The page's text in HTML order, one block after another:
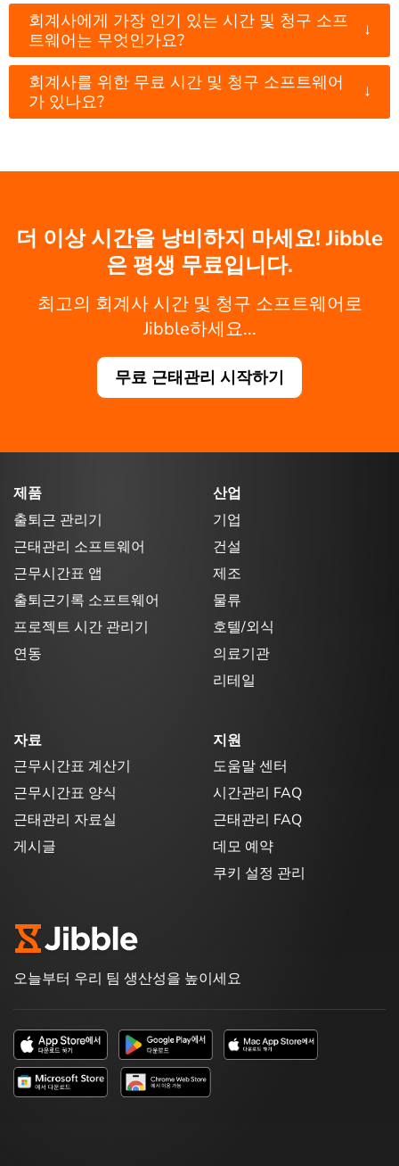
회계사에게 가장 인기 있는 시간 및 청구 소프
트웨어는 무엇인가요?
↓
회계사를 위한 무료 시간 및 청구 소프트웨어
가 있나요?
↓
더 이상 시간을 낭비하지 마세요! Jibble
은 평생 무료입니다.
최고의 회계사 시간 및 청구 소프트웨어로
Jibble하세요...
무료 근태관리 시작하기
제품
출퇴근 관리기
근태관리 소프트웨어
근무시간표 앱
출퇴근기록 소프트웨어
프로젝트 시간 관리기
연동
산업
기업
건설
제조
물류
호텔/외식
의료기관
리테일
자료
근무시간표 계산기
근무시간표 양식
근태관리 자료실
게시글
지원
도움말 센터
시간관리 FAQ
근태관리 FAQ
데모 예약
쿠키 설정 관리
오늘부터 우리 팀 생산성을 높이세요